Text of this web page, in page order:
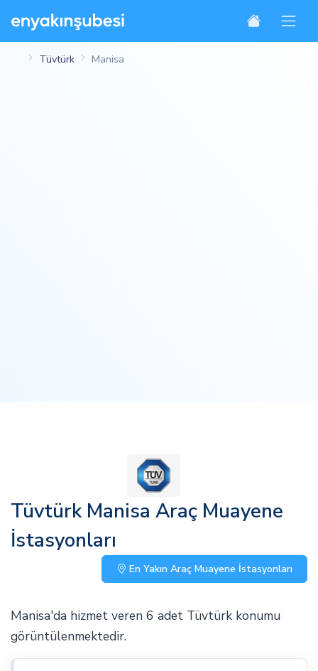
Tüvtürk Manisa
Tüvtürk Manisa Araç Muayene
İstasyonları
En Yakın Araç Muayene İstasyonları
Manisa'da hizmet veren 6 adet Tüvtürk konumu
görüntülenmektedir.